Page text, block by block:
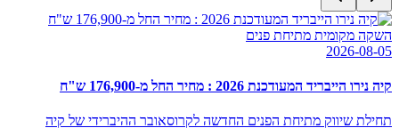
השקה מקומית מתיחת פנים
2026-08-05
קיה נירו הייבריד המעודכנת 2026 : מחיר החל מ-176,900 ש"ח
תחילת שיווק מתיחת הפנים החדשה לקרוסאובר ההיברידי של קיה